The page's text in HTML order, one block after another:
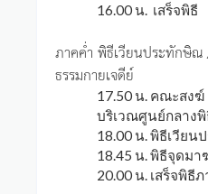
16.00 น. เสร็จพิธี
ภาคค่ำ พิธีเวียนประทักษิ
ธรรมกายเจดีย์
17.50 น. คณะสง
บริเวณศูนย์กลางพิ
18.00 น. พิธีเวียน
18.45 น. พิธีจุดมา
20.00 น. เสร็จพิธี